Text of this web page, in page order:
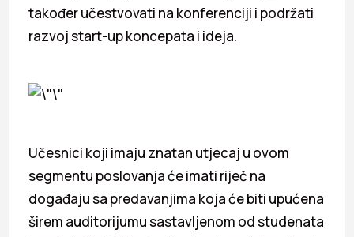
također učestvovati na konferenciji i podržati
razvoj start-up koncepata i ideja.
Učesnici koji imaju znatan utjecaj u ovom
segmentu poslovanja će imati riječ na
događaju sa predavanjima koja će biti upućena
širem auditorijumu sastavljenom od studenata